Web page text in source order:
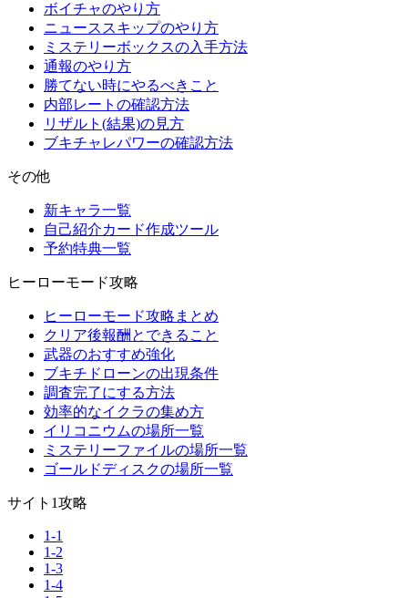
ボイチャのやり方
ニューススキップのやり方
ミステリーボックスの入手方法
通報のやり方
勝てない時にやるべきこと
内部レートの確認方法
リザルト(結果)の見方
ブキチャレパワーの確認方法
その他
新キャラ一覧
自己紹介カード作成ツール
予約特典一覧
ヒーローモード攻略
ヒーローモード攻略まとめ
クリア後報酬とできること
武器のおすすめ強化
ブキチドローンの出現条件
調査完了にする方法
効率的なイクラの集め方
イリコニウムの場所一覧
ミステリーファイルの場所一覧
ゴールドディスクの場所一覧
サイト1攻略
1-1
1-2
1-3
1-4